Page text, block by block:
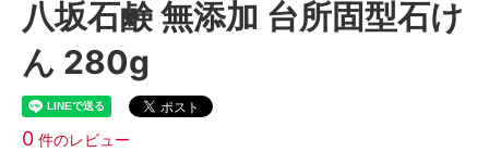
八坂石鹸 無添加 台所固型石け
ん 280g
0 件のレビュー